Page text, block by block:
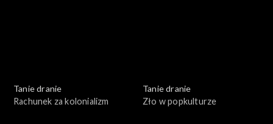
Tanie dranie
Rachunek za kolonializm
Tanie dranie
Zło w popkulturze